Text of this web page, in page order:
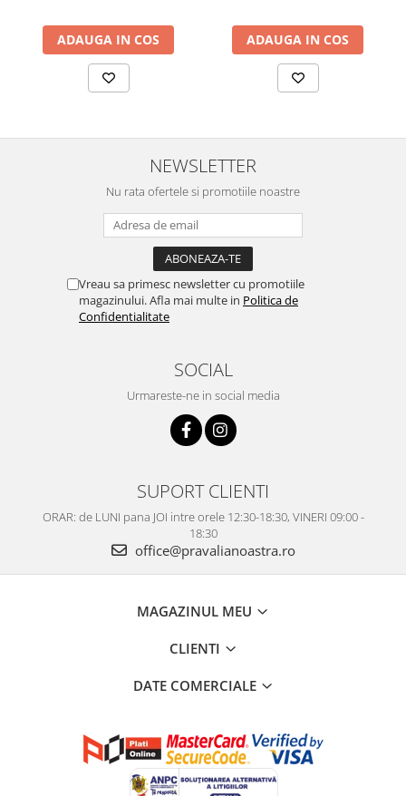
ADAUGA IN COS ADAUGA IN COS
NEWSLETTER
Nu rata ofertele si promotiile noastre
Vreau sa primesc newsletter cu promotiile
magazinului. Afla mai multe in Politica de
Confidentialitate
SOCIAL
Urmareste-ne in social media
SUPORT CLIENTI
ORAR: de LUNI pana JOI intre orele 12:30-18:30, VINERI 09:00 -
18:30
office@pravalianoastra.ro
MAGAZINUL MEU
CLIENTI
DATE COMERCIALE